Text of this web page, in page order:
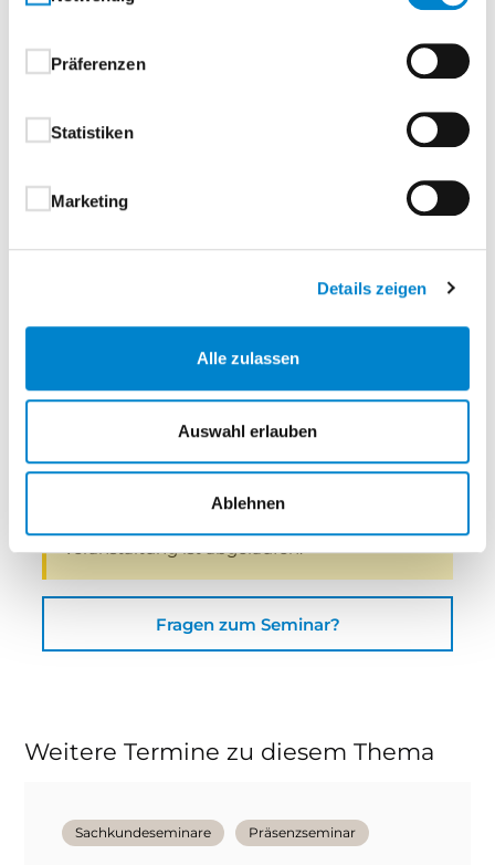
Präferenzen
Statistiken
Marketing
Details zeigen
Alle zulassen
Auswahl erlauben
Ablehnen
€ 500,00
€ 200,00
€ 300,00
Download Seminarbeschreibung
Veranstaltung ist abgelaufen.
Fragen zum Seminar?
Weitere Termine zu diesem Thema
Sachkundeseminare Präsenzseminar